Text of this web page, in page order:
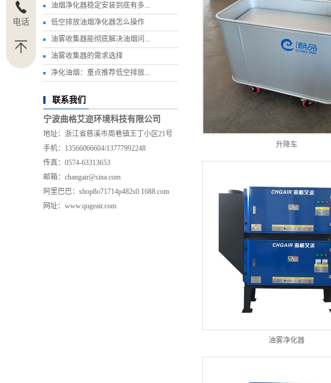
油烟净化器稳定安装到底有多...
低空排放油烟净化器怎么操作
油雾收集器能彻底解决油烟问...
油雾收集器的需求选择
净化油烟：重点推荐低空排放...
联系我们
宁波曲格艾迩环境科技有限公司
地址：浙江省慈溪市周巷镇王丁小区21号
手机：13566066604/13777992248
传真：0574-63313653
邮箱：changair@sina.com
阿里巴巴：shop8o71714p482s0.1688.com
网址：www.qugeair.com
升降车
油雾净化器
电话